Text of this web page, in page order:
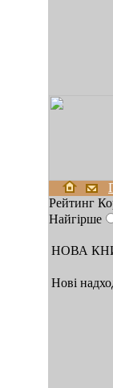
Рейтинг
Найгірше
НОВА
Нові